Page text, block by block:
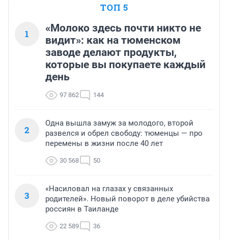
ТОП 5
1
«Молоко здесь почти никто не
видит»: как на тюменском
заводе делают продукты,
которые вы покупаете каждый
день
97 862 144
2
Одна вышла замуж за молодого, второй
развелся и обрел свободу: тюменцы — про
перемены в жизни после 40 лет
30 568 50
3
«Насиловал на глазах у связанных
родителей». Новый поворот в деле убийства
россиян в Таиланде
22 589 36